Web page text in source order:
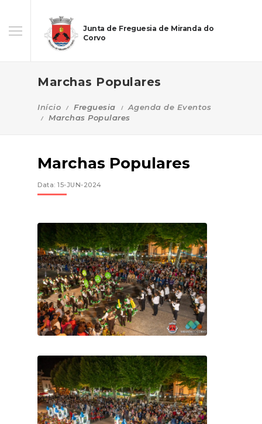
Junta de Freguesia de Miranda do
Corvo
Marchas Populares
Início Freguesia
Agenda de Eventos
Marchas Populares
Marchas Populares
Data: 15-JUN-2024